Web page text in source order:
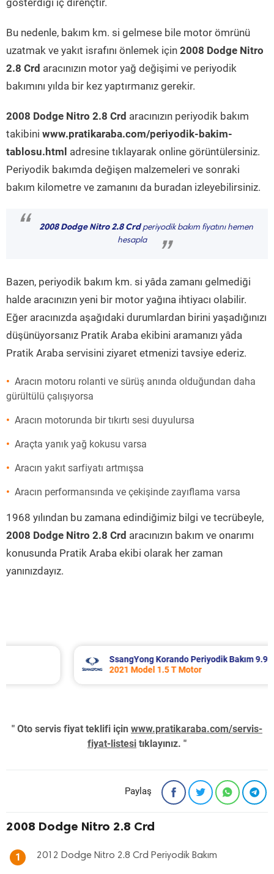
gösterdiği iç dirençtir.
Bu nedenle, bakım km. si gelmese bile motor ömrünü
uzatmak ve yakıt israfını önlemek için 2008 Dodge Nitro
2.8 Crd aracınızın motor yağ değişimi ve periyodik
bakımını yılda bir kez yaptırmanız gerekir.
2008 Dodge Nitro 2.8 Crd aracınızın periyodik bakım
takibini www.pratikaraba.com/periyodik-bakim-
tablosu.html adresine tıklayarak online görüntülersiniz.
Periyodik bakımda değişen malzemeleri ve sonraki
bakım kilometre ve zamanını da buradan izleyebilirsiniz.
“ 2008 Dodge Nitro 2.8 Crdperiyodik bakım fiyatını hemen
hesapla
”
Bazen, periyodik bakım km. si yâda zamanı gelmediği
halde aracınızın yeni bir motor yağına ihtiyacı olabilir.
Eğer aracınızda aşağıdaki durumlardan birini yaşadığınızı
düşünüyorsanız Pratik Araba ekibini aramanızı yâda
Pratik Araba servisini ziyaret etmenizi tavsiye ederiz.
Aracın motoru rolanti ve sürüş anında olduğundan daha
gürültülü çalışıyorsa
Aracın motorunda bir tıkırtı sesi duyulursa
Araçta yanık yağ kokusu varsa
Aracın yakıt sarfiyatı artmışsa
Aracın performansında ve çekişinde zayıflama varsa
1968 yılından bu zamana edindiğimiz bilgi ve tecrübeyle,
2008 Dodge Nitro 2.8 Crd aracınızın bakım ve onarımı
konusunda Pratik Araba ekibi olarak her zaman
yanınızdayız.
SsangYong Korando Periyodik Bakım 9.937 TL
2021 Model 1.5 T Motor
" Oto servis fiyat teklifi için www.pratikaraba.com/servis-
fiyat-listesi tıklayınız. "
Paylaş
2008 Dodge Nitro 2.8 Crd
1 2012 Dodge Nitro 2.8 Crd Periyodik Bakım